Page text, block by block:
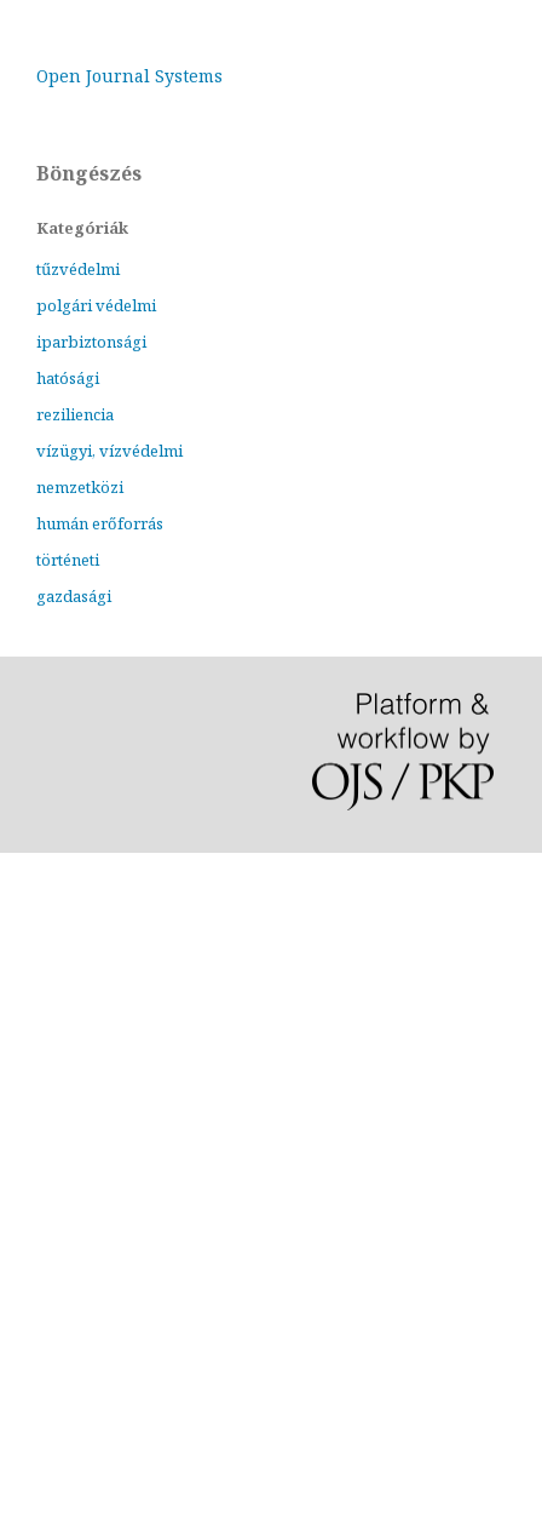
Open Journal Systems
Böngészés
Kategóriák
tűzvédelmi
polgári védelmi
iparbiztonsági
hatósági
reziliencia
vízügyi, vízvédelmi
nemzetközi
humán erőforrás
történeti
gazdasági